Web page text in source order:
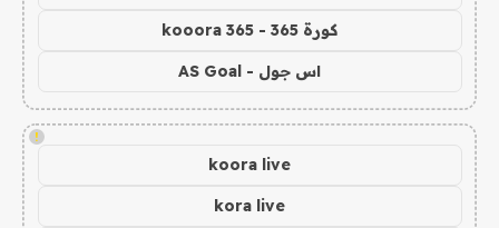
كورة 365 - kooora 365
اس جول - AS Goal
!
koora live
kora live